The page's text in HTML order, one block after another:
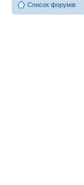
Список форумів